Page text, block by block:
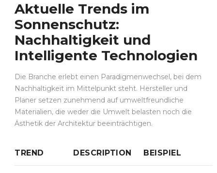
Aktuelle Trends im
Sonnenschutz:
Nachhaltigkeit und
Intelligente Technologien
Die Branche erlebt einen Paradigmenwechsel, bei dem
Nachhaltigkeit im Mittelpunkt steht. Hersteller und
Planer setzen zunehmend auf umweltfreundliche
Materialien, die weder die Umwelt belasten noch die
Ästhetik der Architektur beeinträchtigen.
TREND DESCRIPTION BEISPIEL